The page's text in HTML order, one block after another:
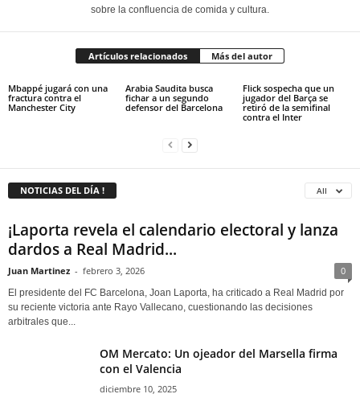
sobre la confluencia de comida y cultura.
Artículos relacionados Más del autor
Mbappé jugará con una
fractura contra el
Manchester City
Arabia Saudita busca
fichar a un segundo
defensor del Barcelona
Flick sospecha que un
jugador del Barça se
retiró de la semifinal
contra el Inter
NOTICIAS DEL DÍA ! All
¡Laporta revela el calendario electoral y lanza
dardos a Real Madrid...
Juan Martinez - febrero 3, 2026 0
El presidente del FC Barcelona, Joan Laporta, ha criticado a Real Madrid por
su reciente victoria ante Rayo Vallecano, cuestionando las decisiones
arbitrales que...
OM Mercato: Un ojeador del Marsella firma
con el Valencia
diciembre 10, 2025